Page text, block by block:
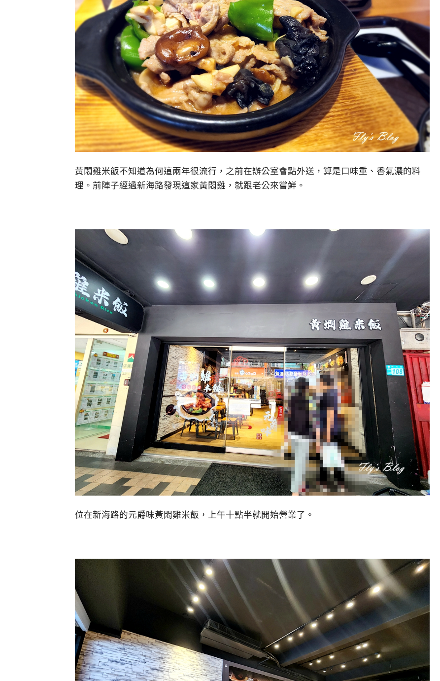
黃悶雞米飯不知道為何這兩年很流行，之前在辦公室會點外送，算是口味重、香氣濃的料
理。前陣子經過新海路發現這家黃悶雞，就跟老公來嘗鮮。
位在新海路的元爵味黃悶雞米飯，上午十點半就開始營業了。